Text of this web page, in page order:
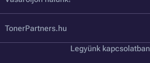
TonerPartners.hu
Legyünk kapcsolatban